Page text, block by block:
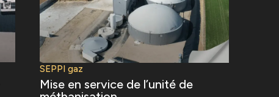
SEPPI gaz
Mise en service de l’unité de